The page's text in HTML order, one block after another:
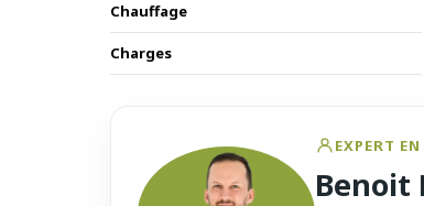
Chauffage
Charges
EXPERT
Benoit